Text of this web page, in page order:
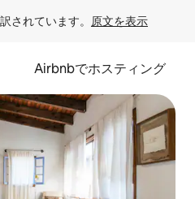
されています。 原文を表示
Airbnbでホスティング